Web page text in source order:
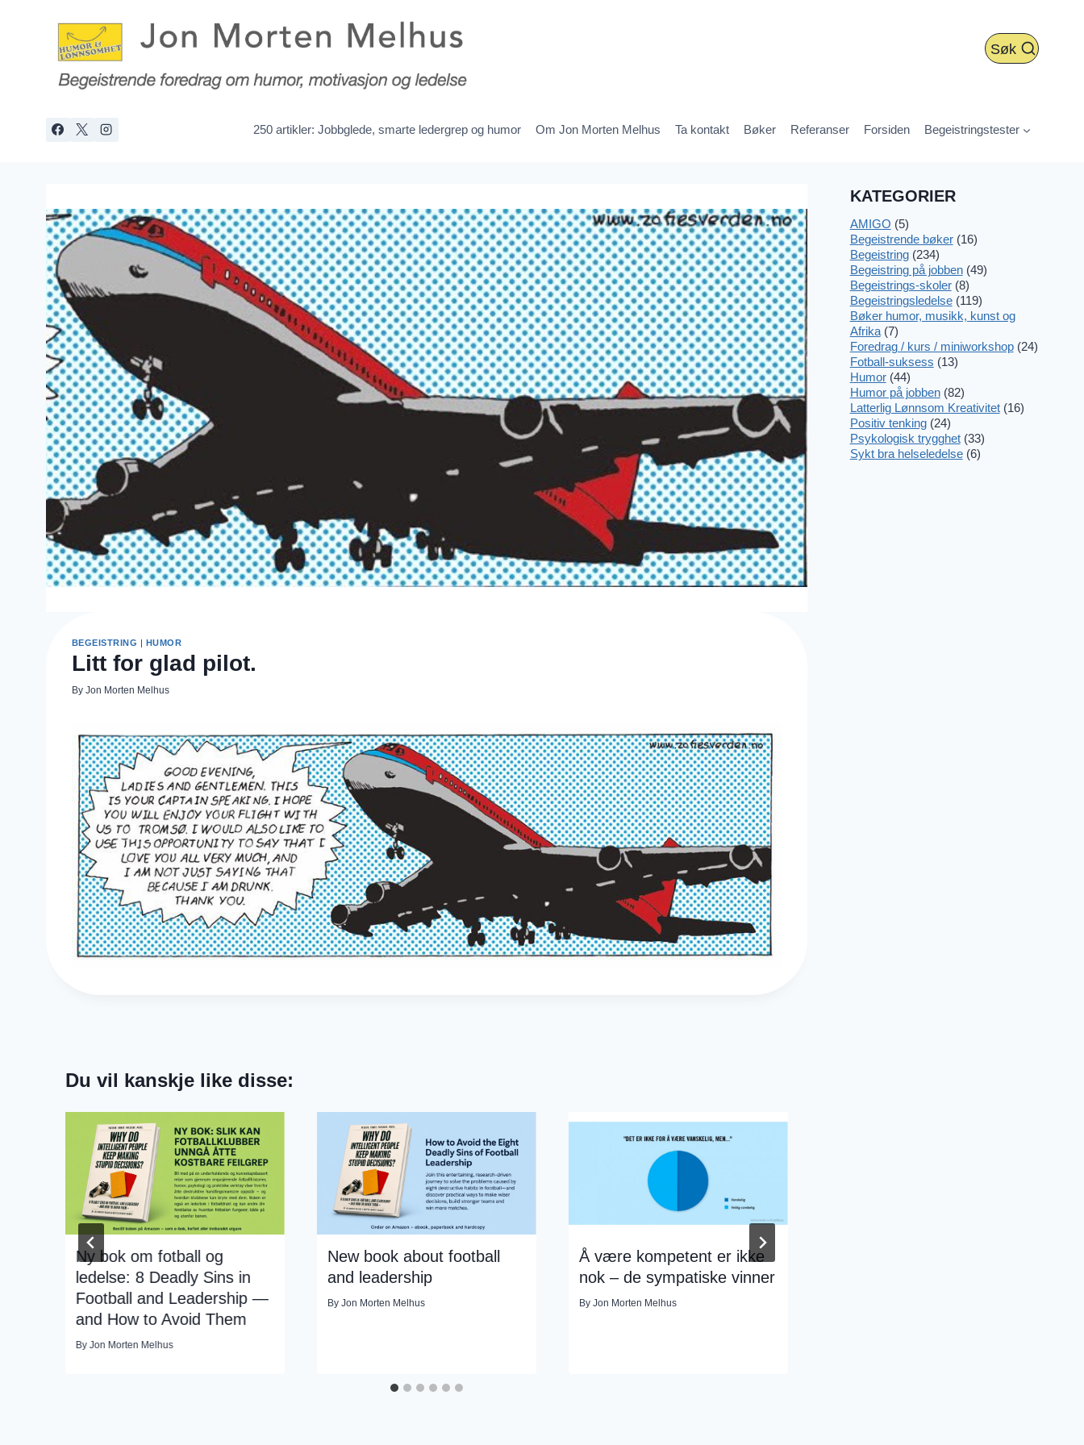
Søk
250 artikler: Jobbglede, smarte ledergrep og humor Om Jon Morten Melhus Ta kontakt Bøker Referanser Forsiden Begeistringstester
BEGEISTRING | HUMOR
Litt for glad pilot.
By Jon Morten Melhus
Du vil kanskje like disse:
Ny bok om fotball og
ledelse: 8 Deadly Sins in
Football and Leadership —
and How to Avoid Them
By Jon Morten Melhus
New book about football
and leadership
By Jon Morten Melhus
Å være kompetent er ikke
nok – de sympatiske vinner
By Jon Morten Melhus
KATEGORIER
AMIGO (5)
Begeistrende bøker(16)
Begeistring(234)
Begeistring på jobben(49)
Begeistrings-skoler(8)
Begeistringsledelse(119)
Bøker humor, musikk, kunst og
Afrika(7)
Foredrag / kurs / miniworkshop(24)
Fotball-suksess (13)
Humor(44)
Humor på jobben(82)
Latterlig Lønnsom Kreativitet(16)
Positiv tenking(24)
Psykologisk trygghet(33)
Sykt bra helseledelse(6)